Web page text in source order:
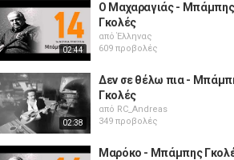
02:44
Ο Μαχαραγιάς - Μπάμπης
Γκολές
απόΈλληνας
609 προβολές
02:38
Δεν σε θέλω πια -
Γκολές
από RC_Andreas
349 προβολές
Μαρόκο - Μπάμπης